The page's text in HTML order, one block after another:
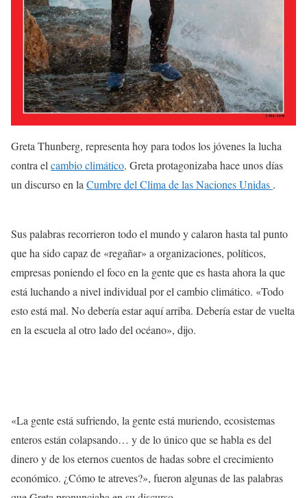
Greta Thunberg, representa hoy para todos los jóvenes la lucha
contra el cambio climático. Greta protagonizaba hace unos días
un discurso en la Cumbre del Clima de las Naciones Unidas .
Sus palabras recorrieron todo el mundo y calaron hasta tal punto
que ha sido capaz de «regañar» a organizaciones, políticos,
empresas poniendo el foco en la gente que es hasta ahora la que
está luchando a nivel individual por el cambio climático. «Todo
esto está mal. No debería estar aquí arriba. Debería estar de vuelta
en la escuela al otro lado del océano», dijo.
«La gente está sufriendo, la gente está muriendo, ecosistemas
enteros están colapsando… y de lo único que se habla es del
dinero y de los eternos cuentos de hadas sobre el crecimiento
económico. ¿Cómo te atreves?», fueron algunas de las palabras